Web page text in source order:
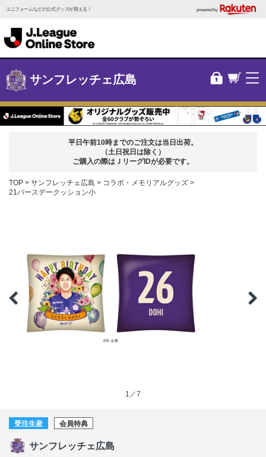
ユニフォームなどの公式グッズが買える！ powered by
サンフレッチェ広島
平日午前10時までのご注文は当日出荷。
（土日祝日は除く）
ご購入の際はＪリーグIDが必要です。
TOP サンフレッチェ広島
コラボ・メモリアルグッズ
21バースデークッション小
1／7
受注生産 会員特典
サンフレッチェ広島